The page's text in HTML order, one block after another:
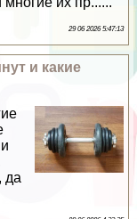
29 06 2026 5:47:13
и какие
да